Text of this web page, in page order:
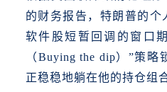
的财务报告，特朗普的个
软件股短暂回调的窗口
（Buying the dip）”策
正稳稳地躺在他的持仓组